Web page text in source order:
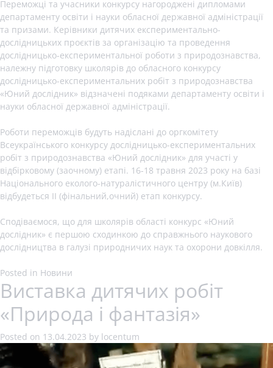
Переможці та учасники конкурсу нагороджені дипломами
департаменту освіти і науки обласної державної адміністрації
та призами. Керівники дитячих експериментально-
дослідницьких проєктів за організацію та проведення
дослідницько-експериментальної роботи з природознавства,
належну підготовку школярів до обласного конкурсу
дослідницько-експериментальних робіт з природознавства
«Юний дослідник» відзначені подяками департаменту освіти і
науки обласної державної адміністрації.
Роботи переможців будуть надіслані до оргкомітету
Всеукраїнського конкурсу дослідницько-експериментальних
робіт з природознавства «Юний дослідник» для участі у
відбірковому (заочному) етапі. 16-18 травня 2023 року на базі
Національного еколого-натуралістичного центру (м.Київ)
відбудеться ІІ (фінальний,очний) етап конкурсу.
Сподіваємося, що для школярів області конкурс «Юний
дослідник» є першою сходинкою до справжнього наукового
дослідництва в галузі природничих наук та охорони довкілля.
Posted in Новини
Виставка дитячих робіт
«Природа і фантазія»
Posted on 13.04.2023 by locentum